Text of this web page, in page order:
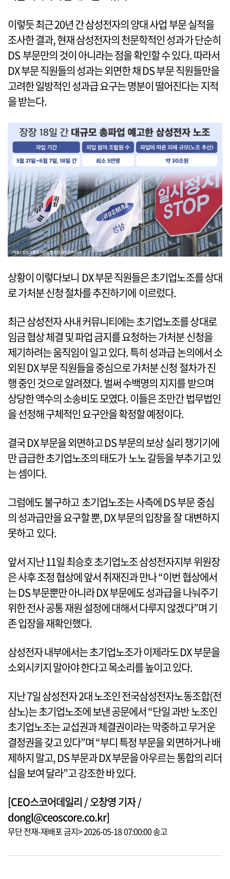
이렇듯 최근 20년 간 삼성전자의 양대 사업 부문 실적을
조사한 결과, 현재 삼성전자의 천문학적인 성과가 단순히
DS 부문만의 것이 아니라는 점을 확인할 수 있다. 따라서
DX 부문 직원들의 성과는 외면한 채 DS 부문 직원들만을
고려한 일방적인 성과급 요구는 명분이 떨어진다는 지적
을 받는다.
상황이 이렇다보니 DX 부문 직원들은 초기업노조를 상대
로 가처분 신청 절차를 추진하기에 이르렀다.
최근 삼성전자 사내 커뮤니티에는 초기업노조를 상대로
임금 협상 체결 및 파업 금지를 요청하는 가처분 신청을
제기하려는 움직임이 일고 있다. 특히 성과급 논의에서 소
외된 DX 부문 직원들을 중심으로 가처분 신청 절차가 진
행 중인 것으로 알려졌다. 벌써 수백명의 지지를 받으며
상당한 액수의 소송비도 모였다. 이들은 조만간 법무법인
을 선정해 구체적인 요구안을 확정할 예정이다.
결국 DX 부문을 외면하고 DS 부문의 보상 실리 챙기기에
만 급급한 초기업노조의 태도가 노노 갈등을 부추기고 있
는 셈이다.
그럼에도 불구하고 초기업노조는 사측에 DS 부문 중심
의 성과급만을 요구할 뿐, DX 부문의 입장을 잘 대변하지
못하고 있다.
앞서 지난 11일 최승호 초기업노조 삼성전자지부 위원장
은 사후 조정 협상에 앞서 취재진과 만나 “이번 협상에서
는 DS 부문뿐만 아니라 DX 부문에도 성과급을 나눠주기
위한 전사 공통 재원 설정에 대해서 다루지 않겠다”며 기
존 입장을 재확인했다.
삼성전자 내부에서는 초기업노조가 이제라도 DX 부문을
소외시키지 말아야 한다고 목소리를 높이고 있다.
지난 7일 삼성전자 2대 노조인 전국삼성전자노동조합(전
삼노)는 초기업노조에 보낸 공문에서 “단일 과반 노조인
초기업노조는 교섭권과 체결권이라는 막중하고 무거운
결정권을 갖고 있다”며 “부디 특정 부문을 외면하거나 배
제하지 말고, DS 부문과 DX 부문을 아우르는 통합의 리더
십을 보여 달라”고 강조한 바 있다.
[CEO스코어데일리 / 오창영 기자 /
dongl@ceoscore.co.kr]
무단 전재-재배포 금지> 2026-05-18 07:00:00 송고